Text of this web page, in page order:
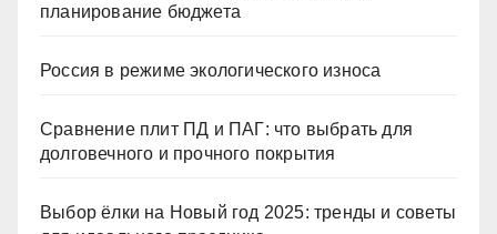
планирование бюджета
Россия в режиме экологического износа
Сравнение плит ПД и ПАГ: что выбрать для
долговечного и прочного покрытия
Выбор ёлки на Новый год 2025: тренды и советы